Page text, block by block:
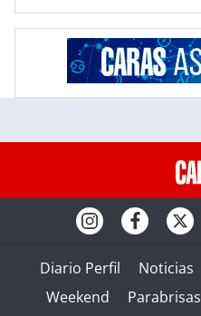
Diario Perfil Noticias
Weekend
Parabrisas